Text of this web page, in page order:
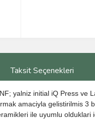
Taksit Seçenekleri
yalniz initial iQ Press ve
amaciyla gelistirilmis 3
ile uyumlu